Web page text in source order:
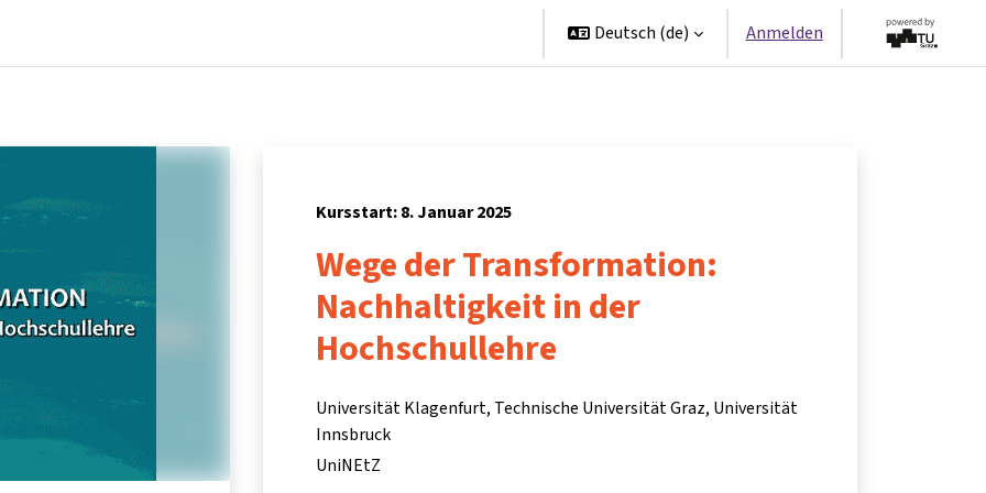
Deutsch ‎(de)‎ Anmelden
Kursstart: 8. Januar 2025
Wege der Transformation:
Nachhaltigkeit in der
Hochschullehre
Universität Klagenfurt, Technische Universität Graz, Universität
Innsbruck
UniNEtZ